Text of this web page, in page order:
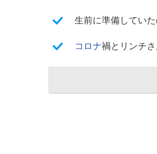
生前に準備してい
コロナ禍とリンチ